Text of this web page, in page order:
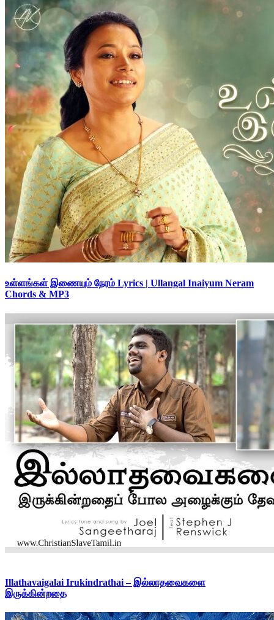
உள்ளங்கள் இணையும் நேரம் Lyrics | Ullangal Inaiyum Neram
Chords & MP3
Illathavaigalai Irukindrathai – இல்லாதவைகளை
இருக்கின்றதை